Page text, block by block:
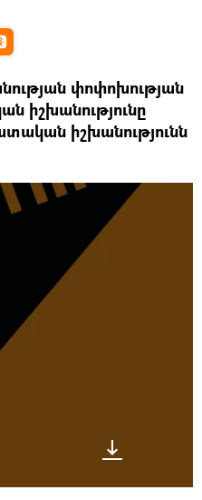
փոփոխության
իշխանությունը
իշխանությունն